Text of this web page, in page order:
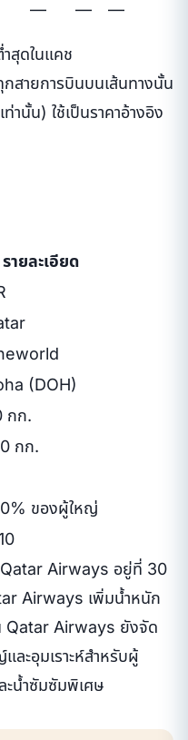
— — —
สุดในแคช
สายการบินบนเส้นทางนั้น
านั้น) ใช้เป็นราคาอ้างอิง
รายละเอียด
(DOH)
กก.
กก.
ของผู้ใหญ่
Qatar Airways อยู่ที่ 30
Airways เพิ่มน้ำหนัก
Qatar Airways ยังจัด
ละอุมเราะห์สำหรับผู้
น้ำซัมซัมพิเศษ